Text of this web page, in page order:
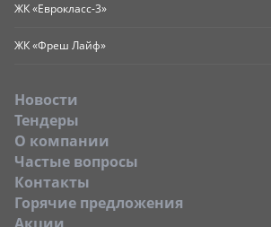
ЖК «Еврокласс-3»
ЖК «Фреш Лайф»
Новости
Тендеры
O компании
Частые вопросы
Контакты
Горячие предложения